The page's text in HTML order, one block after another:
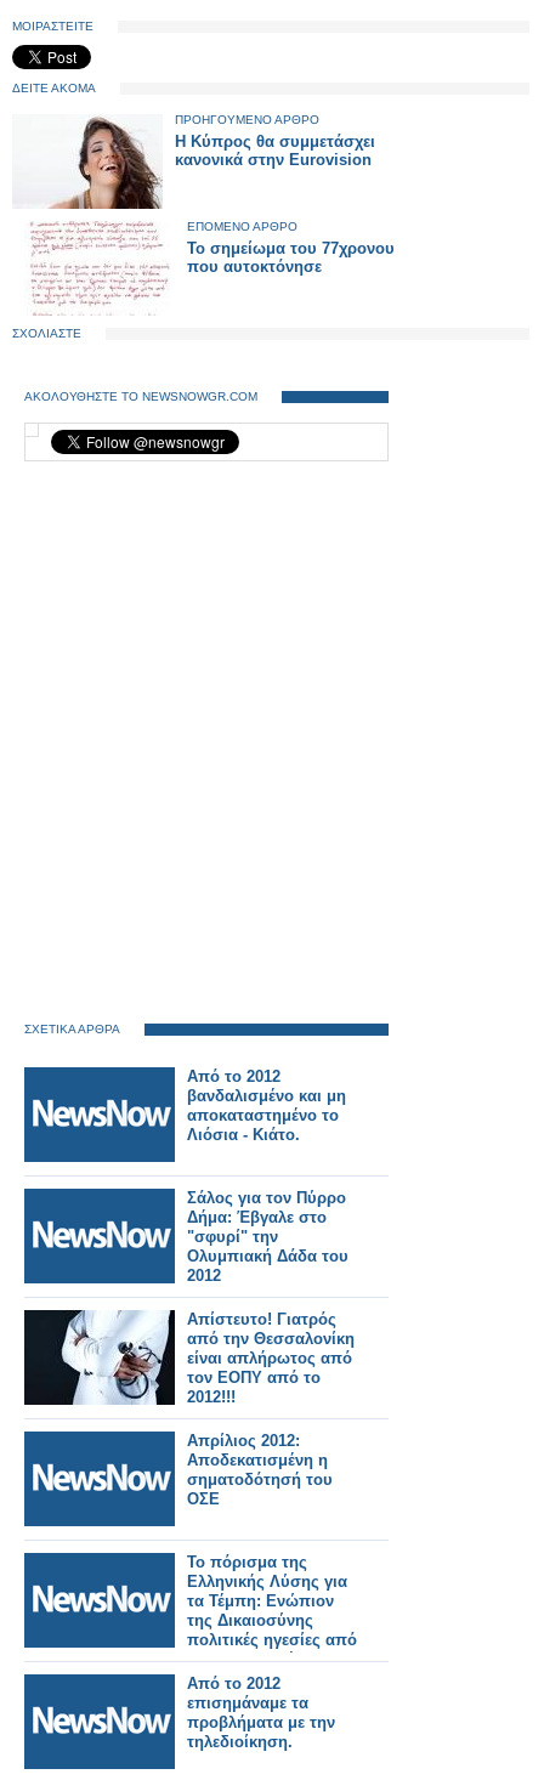
ΜΟΙΡΑΣΤΕΙΤΕ
ΔΕΙΤΕ ΑΚΟΜΑ
ΠΡΟΗΓΟΥΜΕΝΟ ΑΡΘΡΟ
Η Κύπρος θα συμμετάσχει
κανονικά στην Eurovision
ΕΠΟΜΕΝΟ ΑΡΘΡΟ
Το σημείωμα του 77χρονου
που αυτοκτόνησε
ΣΧΟΛΙΑΣΤΕ
ΑΚΟΛΟΥΘΗΣΤΕ ΤΟ NEWSNOWGR.COM
ΣΧΕΤΙΚΑ ΑΡΘΡΑ
Από το 2012
βανδαλισμένο και μη
αποκαταστημένο το
Λιόσια - Κιάτο.
Σάλος για τον Πύρρο
Δήμα: Έβγαλε στο
"σφυρί" την
Ολυμπιακή Δάδα του
2012
Απίστευτο! Γιατρός
από την Θεσσαλονίκη
είναι απλήρωτος από
τον ΕΟΠΥ από το
2012!!!
Απρίλιος 2012:
Αποδεκατισμένη η
σηματοδότησή του
ΟΣΕ
Το πόρισμα της
Ελληνικής Λύσης για
τα Τέμπη: Ενώπιον
της Δικαιοσύνης
πολιτικές ηγεσίες από
το 2012, στελέχη των
σιδηροδρομικών
εταιρειών και
εργολάβοι
Από το 2012
επισημάναμε τα
προβλήματα με την
τηλεδιοίκηση.